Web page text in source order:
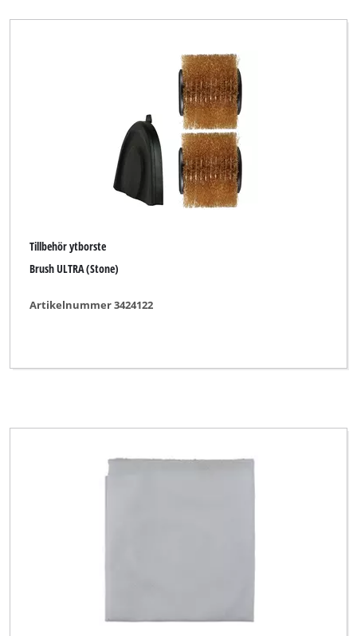
Tillbehör ytborste
Brush ULTRA (Stone)
Artikelnummer 3424122